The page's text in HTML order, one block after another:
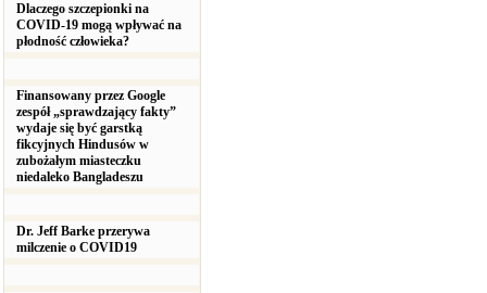
Dlaczego szczepionki na
COVID-19 mogą wpływać na
płodność człowieka?
Finansowany przez Google
zespół „sprawdzający fakty”
wydaje się być garstką
fikcyjnych Hindusów w
zubożałym miasteczku
niedaleko Bangladeszu
Dr. Jeff Barke przerywa
milczenie o COVID19